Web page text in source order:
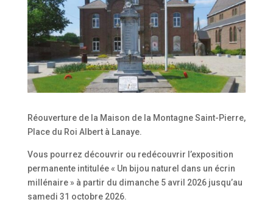
Réouverture de la Maison de la Montagne Saint-Pierre,
Place du Roi Albert à Lanaye.
Vous pourrez découvrir ou redécouvrir l’exposition
permanente intitulée « Un bijou naturel dans un écrin
millénaire » à partir du dimanche 5 avril 2026 jusqu’au
samedi 31 octobre 2026.